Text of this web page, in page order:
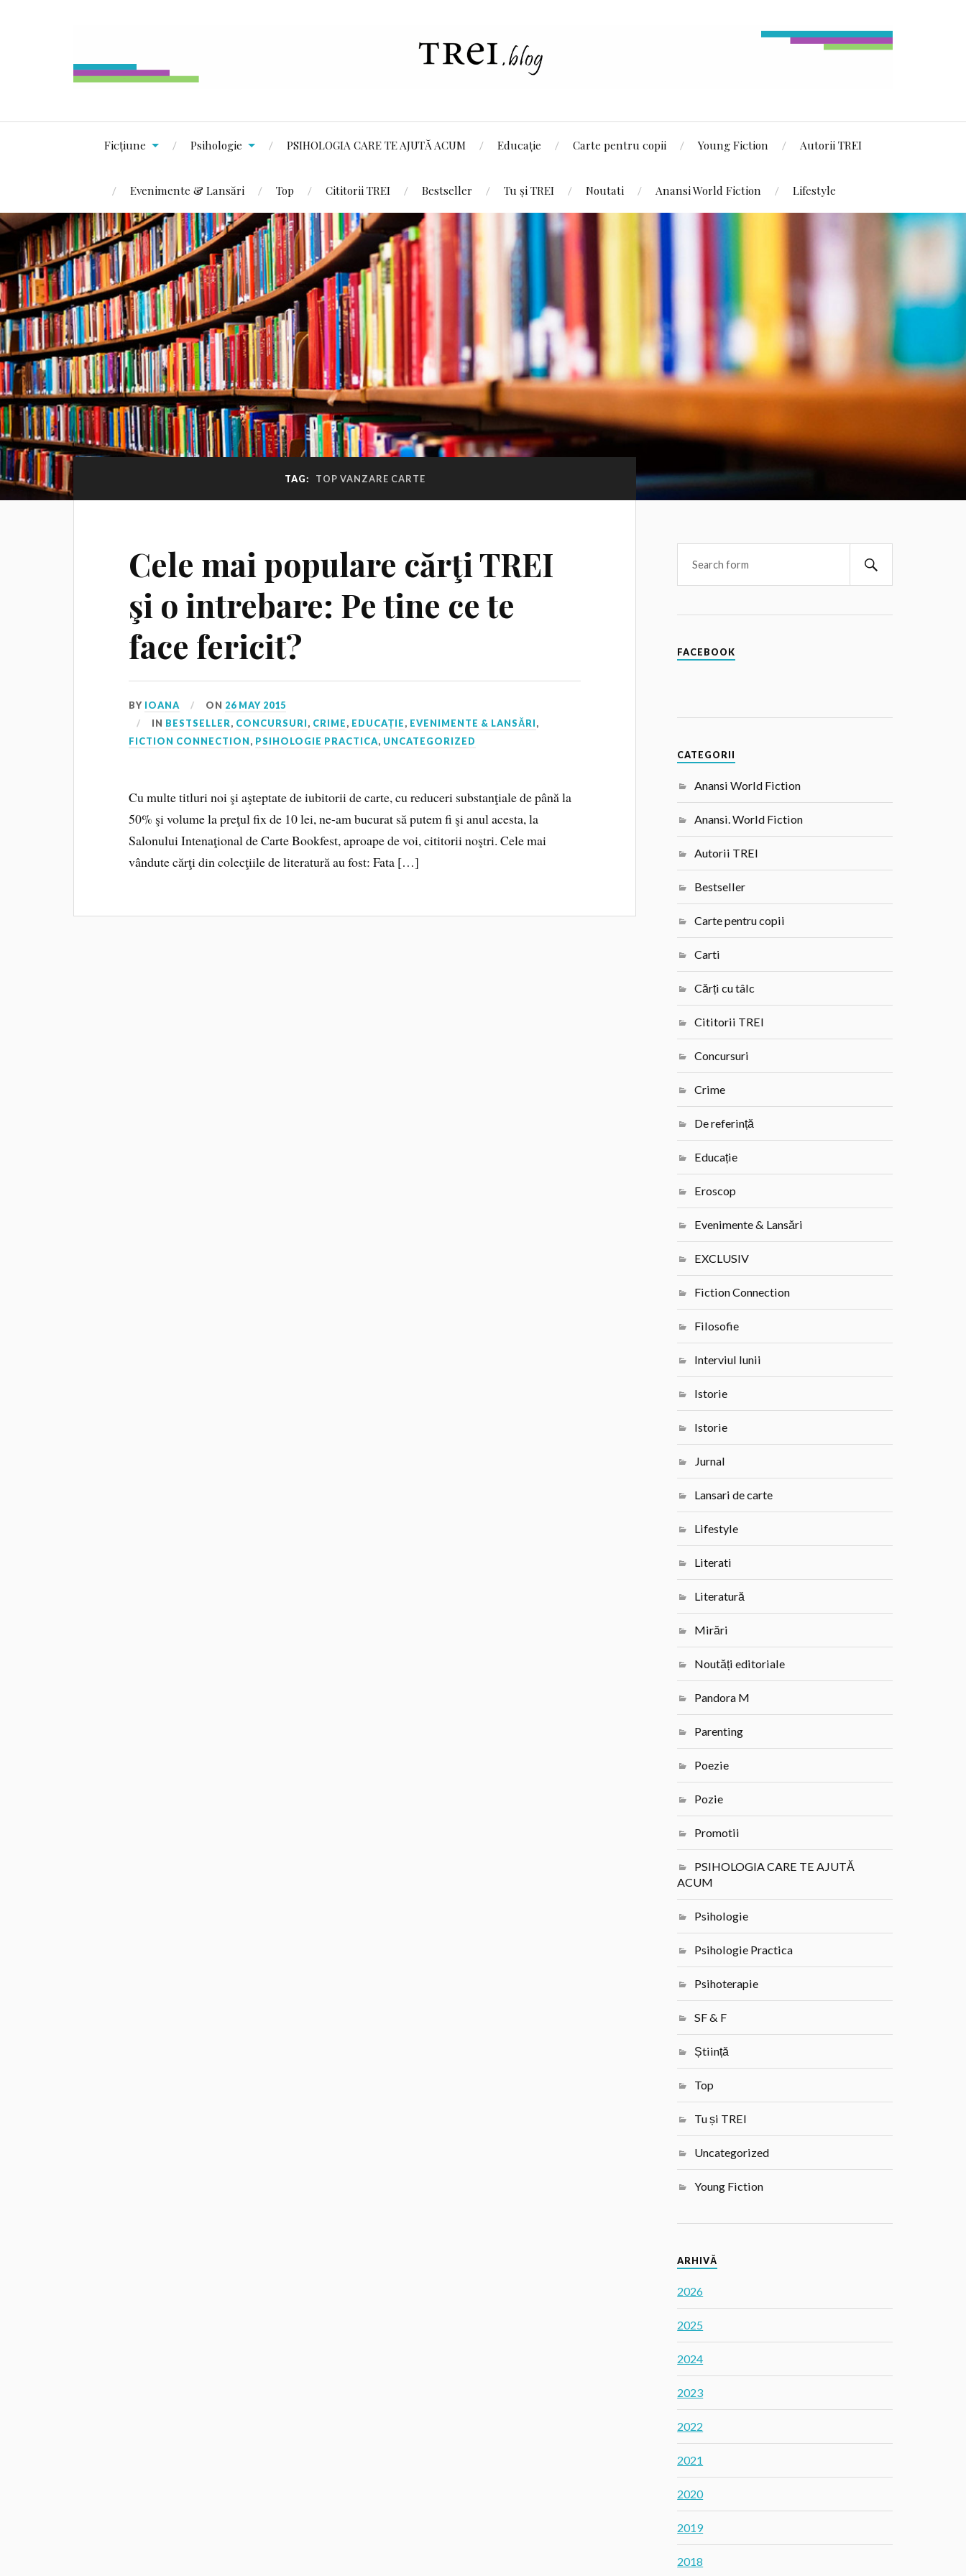
Ficțiune Psihologie PSIHOLOGIA CARE TE AJUTĂ ACUM Educație Carte pentru copii Young Fiction Autorii TREI
Evenimente & Lansări Top Cititorii TREI Bestseller Tu și TREI Noutati Anansi World Fiction Lifestyle
TAG: TOP VANZARE CARTE
Cele mai populare cărţi TREI
şi o intrebare: Pe tine ce te
face fericit?
BY IOANA ON 26 MAY 2015
IN BESTSELLER, CONCURSURI, CRIME, EDUCAȚIE, EVENIMENTE & LANSĂRI,
FICTION CONNECTION, PSIHOLOGIE PRACTICA, UNCATEGORIZED
Cu multe titluri noi şi aşteptate de iubitorii de carte, cu reduceri substanţiale de până la
50% şi volume la preţul fix de 10 lei, ne-am bucurat să putem fi şi anul acesta, la
Salonului Intenaţional de Carte Bookfest, aproape de voi, cititorii noştri. Cele mai
vândute cărţi din colecţiile de literatură au fost: Fata […]
FACEBOOK
CATEGORII
Anansi World Fiction
Anansi. World Fiction
Autorii TREI
Bestseller
Carte pentru copii
Carti
Cărți cu tâlc
Cititorii TREI
Concursuri
Crime
De referință
Educație
Eroscop
Evenimente & Lansări
EXCLUSIV
Fiction Connection
Filosofie
Interviul lunii
Istorie
Istorie
Jurnal
Lansari de carte
Lifestyle
Literati
Literatură
Mirări
Noutăți editoriale
Pandora M
Parenting
Poezie
Pozie
Promotii
PSIHOLOGIA CARE TE AJUTĂ
ACUM
Psihologie
Psihologie Practica
Psihoterapie
SF & F
Știință
Top
Tu și TREI
Uncategorized
Young Fiction
ARHIVĂ
2026
2025
2024
2023
2022
2021
2020
2019
2018